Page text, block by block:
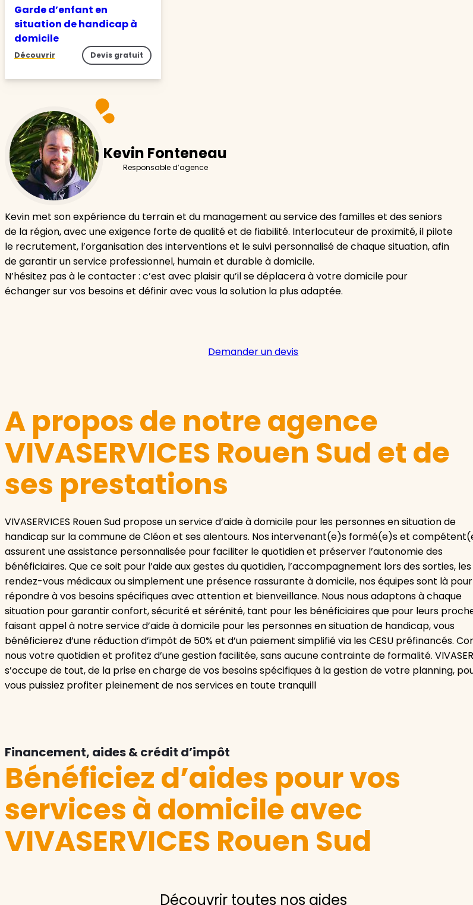
Garde d’enfant en
situation de handicap à
domicile
Découvrir Devis gratuit
Kevin Fonteneau
Responsable d’agence
Kevin met son expérience du terrain et du management au service des familles et des seniors
de la région, avec une exigence forte de qualité et de fiabilité. Interlocuteur de proximité, il pilote
le recrutement, l’organisation des interventions et le suivi personnalisé de chaque situation, afin
de garantir un service professionnel, humain et durable à domicile.
N’hésitez pas à le contacter : c’est avec plaisir qu’il se déplacera à votre domicile pour
échanger sur vos besoins et définir avec vous la solution la plus adaptée.
Demander un devis
A propos de notre agence
VIVASERVICES Rouen Sud et de
ses prestations
VIVASERVICES Rouen Sud propose un service d’aide à domicile pour les personnes en situation de
handicap sur la commune de Cléon et ses alentours. Nos intervenant(e)s formé(e)s et
assurent une assistance personnalisée pour faciliter le quotidien et préserver l’autonomie des
bénéficiaires. Que ce soit pour l’aide aux gestes du quotidien, l’accompagnement lors des sorties, les
rendez-vous médicaux ou simplement une présence rassurante à domicile, nos équipes sont là pour
répondre à vos besoins spécifiques avec attention et bienveillance. Nous nous adaptons à chaque
situation pour garantir confort, sécurité et sérénité, tant pour les bénéficiaires que pour leurs
faisant appel à notre service d’aide à domicile pour les personnes en situation de handicap, vous
bénéficierez d’une réduction d’impôt de 50% et d’un paiement simplifié via les CESU préfinancés.
nous votre quotidien et profitez d’une gestion facilitée, sans aucune contrainte de formalité.
s’occupe de tout, de la prise en charge de vos besoins spécifiques à la gestion de votre planning,
vous puissiez profiter pleinement de nos services en toute tranquill
Financement, aides & crédit d’impôt
Bénéficiez d’aides pour vos
services à domicile avec
VIVASERVICES Rouen Sud
Découvrir toutes nos aides